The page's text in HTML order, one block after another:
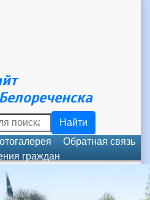
Найти
Обратная связь
граждан